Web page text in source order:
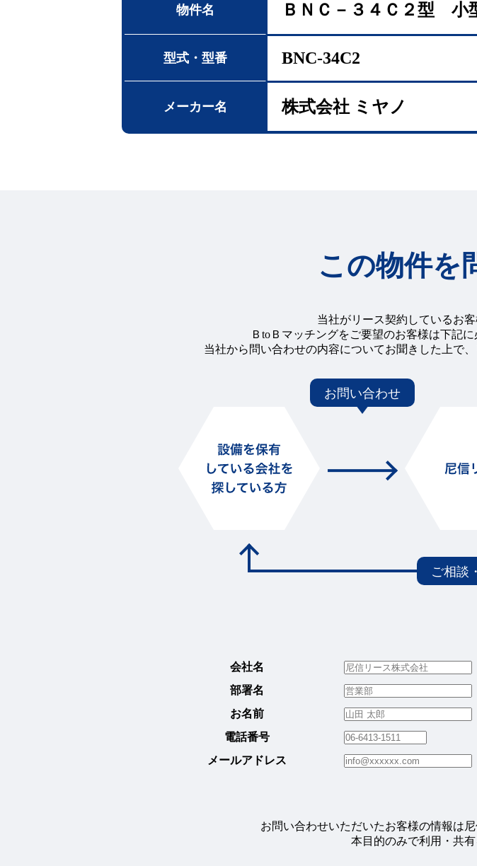
物件名 ＢＮＣ－３４Ｃ２型 小
型式・型番 BNC-34C2
メーカー名 株式会社 ミヤノ
この物件を
当社がリース契約しているお
ＢtoＢマッチングをご要望のお客様は下記
当社から問い合わせの内容についてお聞きした上で
会社名
部署名
お名前
電話番号
メールアドレス
お問い合わせいただいたお客様の情報は
本目的のみで利用・共